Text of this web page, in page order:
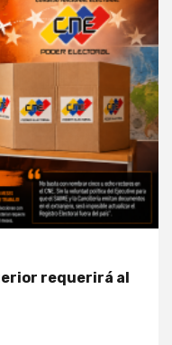
requerirá al